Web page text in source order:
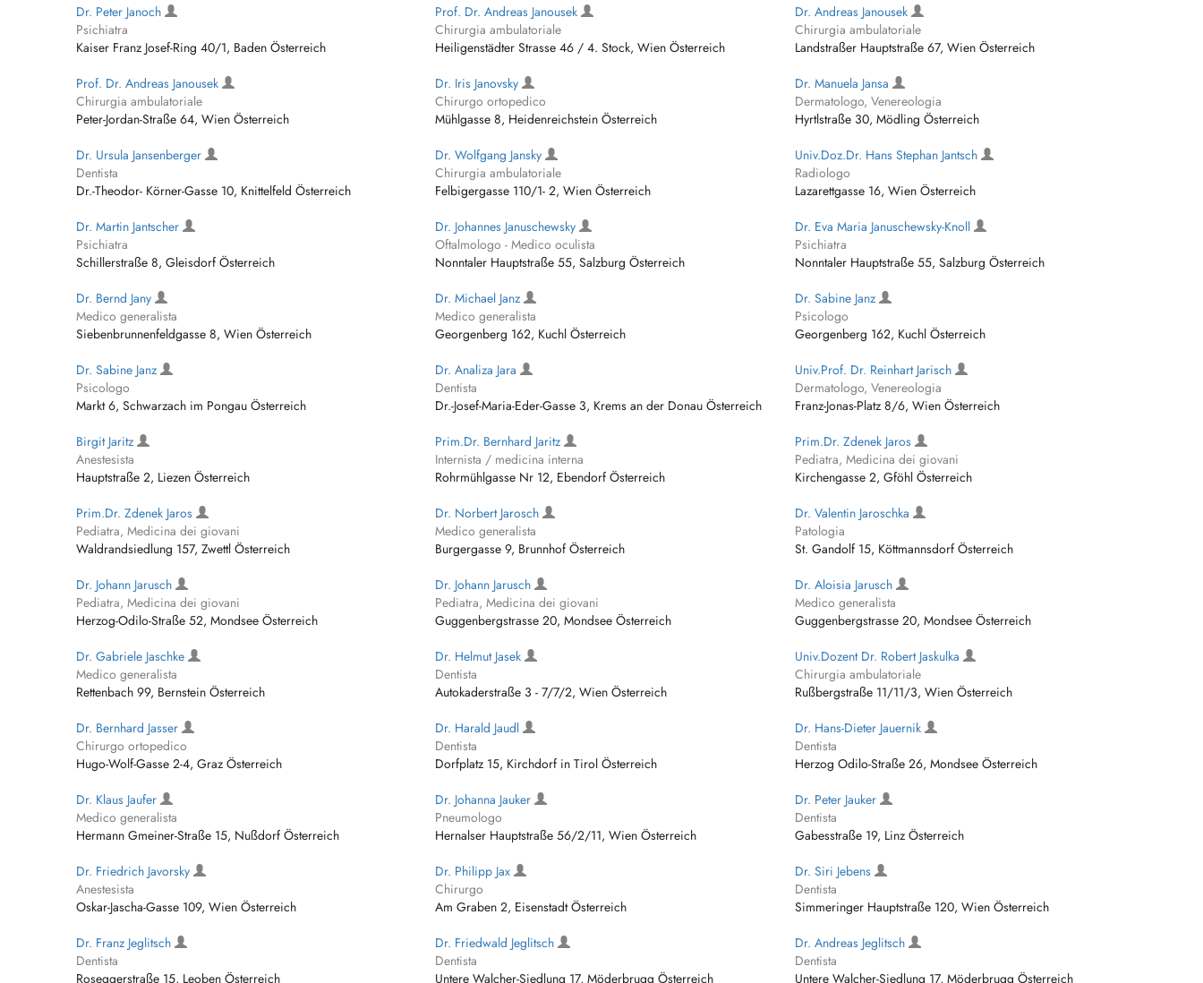
Dr. Peter Janoch
Psichiatra
Kaiser Franz Josef-Ring 40/1, Baden Österreich
Prof. Dr. Andreas Janousek
Chirurgia ambulatoriale
Heiligenstädter Strasse 46 / 4. Stock, Wien Österreich
Dr. Andreas Janousek
Chirurgia ambulatoriale
Landstraßer Hauptstraße 67, Wien Österreich
Prof. Dr. Andreas Janousek
Chirurgia ambulatoriale
Peter-Jordan-Straße 64, Wien Österreich
Dr. Iris Janovsky
Chirurgo ortopedico
Mühlgasse 8, Heidenreichstein Österreich
Dr. Manuela Jansa
Dermatologo, Venereologia
Hyrtlstraße 30, Mödling Österreich
Dr. Ursula Jansenberger
Dentista
Dr.-Theodor- Körner-Gasse 10, Knittelfeld Österreich
Dr. Wolfgang Jansky
Chirurgia ambulatoriale
Felbigergasse 110/1- 2, Wien Österreich
Univ.Doz.Dr. Hans Stephan Jantsch
Radiologo
Lazarettgasse 16, Wien Österreich
Dr. Martin Jantscher
Psichiatra
Schillerstraße 8, Gleisdorf Österreich
Dr. Johannes Januschewsky
Oftalmologo - Medico oculista
Nonntaler Hauptstraße 55, Salzburg Österreich
Dr. Eva Maria Januschewsky-Knoll
Psichiatra
Nonntaler Hauptstraße 55, Salzburg Österreich
Dr. Bernd Jany
Medico generalista
Siebenbrunnenfeldgasse 8, Wien Österreich
Dr. Michael Janz
Medico generalista
Georgenberg 162, Kuchl Österreich
Dr. Sabine Janz
Psicologo
Georgenberg 162, Kuchl Österreich
Dr. Sabine Janz
Psicologo
Markt 6, Schwarzach im Pongau Österreich
Dr. Analiza Jara
Dentista
Dr.-Josef-Maria-Eder-Gasse 3, Krems an der Donau Österreich
Univ.Prof. Dr. Reinhart Jarisch
Dermatologo, Venereologia
Franz-Jonas-Platz 8/6, Wien Österreich
Birgit Jaritz
Anestesista
Hauptstraße 2, Liezen Österreich
Prim.Dr. Bernhard Jaritz
Internista / medicina interna
Rohrmühlgasse Nr 12, Ebendorf Österreich
Prim.Dr. Zdenek Jaros
Pediatra, Medicina dei giovani
Kirchengasse 2, Gföhl Österreich
Prim.Dr. Zdenek Jaros
Pediatra, Medicina dei giovani
Waldrandsiedlung 157, Zwettl Österreich
Dr. Norbert Jarosch
Medico generalista
Burgergasse 9, Brunnhof Österreich
Dr. Valentin Jaroschka
Patologia
St. Gandolf 15, Köttmannsdorf Österreich
Dr. Johann Jarusch
Pediatra, Medicina dei giovani
Herzog-Odilo-Straße 52, Mondsee Österreich
Dr. Johann Jarusch
Pediatra, Medicina dei giovani
Guggenbergstrasse 20, Mondsee Österreich
Dr. Aloisia Jarusch
Medico generalista
Guggenbergstrasse 20, Mondsee Österreich
Dr. Gabriele Jaschke
Medico generalista
Rettenbach 99, Bernstein Österreich
Dr. Helmut Jasek
Dentista
Autokaderstraße 3 - 7/7/2, Wien Österreich
Univ.Dozent Dr. Robert Jaskulka
Chirurgia ambulatoriale
Rußbergstraße 11/11/3, Wien Österreich
Dr. Bernhard Jasser
Chirurgo ortopedico
Hugo-Wolf-Gasse 2-4, Graz Österreich
Dr. Harald Jaudl
Dentista
Dorfplatz 15, Kirchdorf in Tirol Österreich
Dr. Hans-Dieter Jauernik
Dentista
Herzog Odilo-Straße 26, Mondsee Österreich
Dr. Klaus Jaufer
Medico generalista
Hermann Gmeiner-Straße 15, Nußdorf Österreich
Dr. Johanna Jauker
Pneumologo
Hernalser Hauptstraße 56/2/11, Wien Österreich
Dr. Peter Jauker
Dentista
Gabesstraße 19, Linz Österreich
Dr. Friedrich Javorsky
Anestesista
Oskar-Jascha-Gasse 109, Wien Österreich
Dr. Philipp Jax
Chirurgo
Am Graben 2, Eisenstadt Österreich
Dr. Siri Jebens
Dentista
Simmeringer Hauptstraße 120, Wien Österreich
Dr. Franz Jeglitsch
Dentista
Roseggerstraße 15, Leoben Österreich
Dr. Friedwald Jeglitsch
Dentista
Untere Walcher-Siedlung 17, Möderbrugg Österreich
Dr. Andreas Jeglitsch
Dentista
Untere Walcher-Siedlung 17, Möderbrugg Österreich